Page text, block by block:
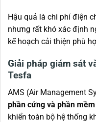
Hậu quả là chi phí điện
nhưng rất khó xác định
kế hoạch cải thiện phù
Giải pháp giám sát
Tesfa
AMS (Air Management
phần cứng và phần mềm
khiển toàn bộ hệ thống